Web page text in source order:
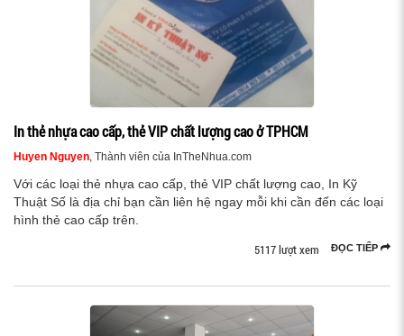
In thẻ nhựa cao cấp, thẻ VIP chất lượng cao ở TPHCM
Huyen Nguyen, Thành viên của InTheNhua.com
Với các loại thẻ nhựa cao cấp, thẻ VIP chất lượng cao, In Kỹ
Thuật Số là địa chỉ bạn cần liên hệ ngay mỗi khi cần đến các loại
hình thẻ cao cấp trên.
ĐỌC TIẾP
5117 lượt xem